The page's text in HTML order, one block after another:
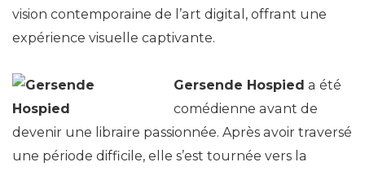
vision contemporaine de l’art digital, offrant une
expérience visuelle captivante.
Gersende Hospied a été
comédienne avant de
devenir une libraire passionnée. Après avoir traversé
une période difficile, elle s’est tournée vers la